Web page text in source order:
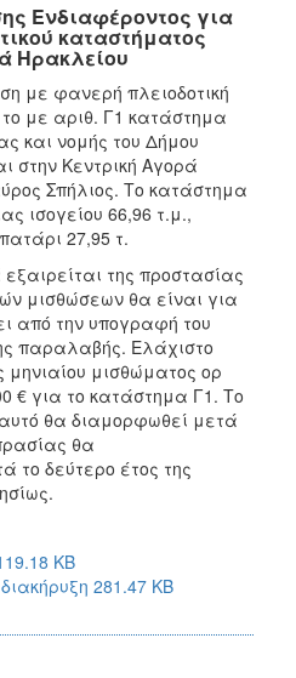
Ενδιαφέροντος για
καταστήματος
Ηρακλείου
με φανερή πλειοδοτική
με αριθ. Γ1 κατάστημα
και νομής του Δήμου
στην Κεντρική Αγορά
Σπήλιος. Το κατάστημα
ισογείου 66,96 τ.μ.,
27,95 τ.
της προστασίας
μισθώσεων θα είναι για
από την υπογραφή του
παραλαβής. Ελάχιστο
μισθώματος ορ
€ για το κατάστημα Γ1. Το
θα διαμορφωθεί μετά
θα
το δεύτερο έτος της
KB
281.47 KB